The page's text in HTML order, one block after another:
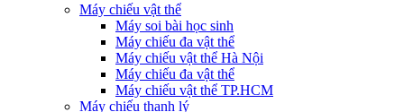
Máy chiếu vật thể
Máy soi bài học sinh
Máy chiếu đa vật thể
Máy chiếu vật thể Hà Nội
Máy chiếu đa vật thể
Máy chiếu vật thể TP.HCM
Máy chiếu thanh lý